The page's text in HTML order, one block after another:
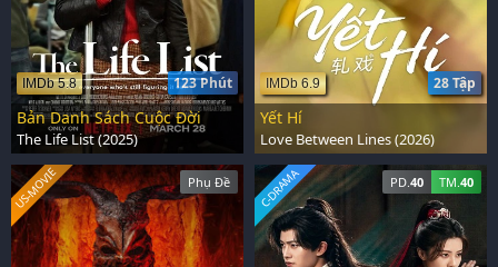
123 Phút
IMDb 5.8
Bản Danh Sách Cuộc Đời
The Life List (2025)
28 Tập
IMDb 6.9
Yết Hí
Love Between Lines (2026)
Phụ Đề
US-MOVIE PD. 40 TM. 40
C-DRAMA